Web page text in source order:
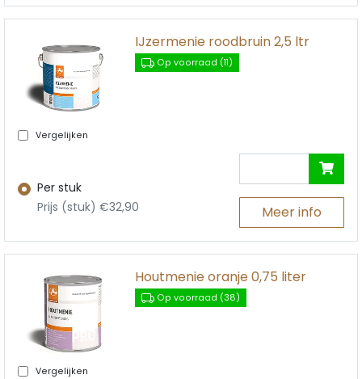
Vergelijken
IJzermenie roodbruin 2,5 ltr
Op voorraad (11)
Per stuk
Prijs (stuk) €32,90
Meer info
Vergelijken
Houtmenie oranje 0,75 liter
Op voorraad (38)